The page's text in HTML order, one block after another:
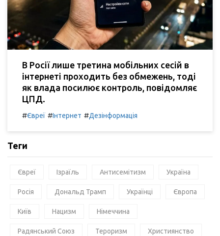
В Росії лише третина мобільних сесій в
інтернеті проходить без обмежень, тоді
як влада посилює контроль, повідомляє
ЦПД.
#Євреї #Інтернет #Дезінформація
Теги
Євреї Ізраїль Антисемітизм Україна
Росія Дональд Трамп Українці Європа
Київ Нацизм Німеччина
Радянський Союз Тероризм Християнство